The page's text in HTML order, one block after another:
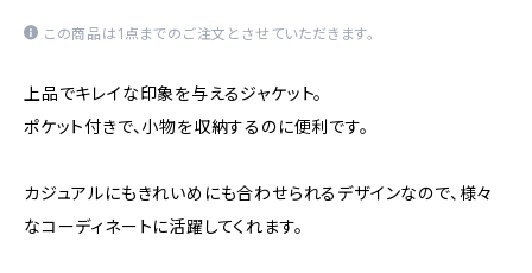
この商品は1点までのご注文とさせていただきます。
上品でキレイな印象を与えるジャケット。
ポケット付きで、小物を収納するのに便利です。
カジュアルにもきれいめにも合わせられるデザインなので、様々
なコーディネートに活躍してくれます。